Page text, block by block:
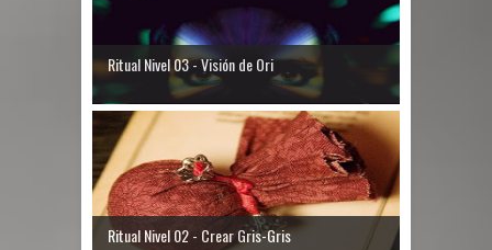
Ritual Nivel 03 - Visión de Ori
Ritual Nivel 02 - Crear Gris-Gris